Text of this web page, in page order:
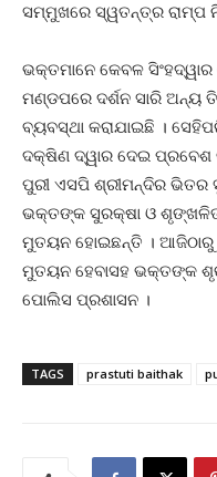
ସମ୍ମୁଖରେ ସ୍ୱତନ୍ତ୍ର ରାମ୍ପ
ଭକ୍ତମାନେ କେବଳ
ମଣ୍ଡପରେ ଦର୍ଶନ ସାରି ଅନ୍ୟ
ବ୍ୟବସ୍ଥା କରାଯାଇଛି ।
ଦକ୍ଷିଣ ଦ୍ୱାର ଦେଇ ପ୍ରବେଶ
ପୁରୀ ଏସପି ଶ୍ରୀମନ୍ଦିର ଭିତର
ଭକ୍ତଙ୍କ ସୁରକ୍ଷା ଓ ଶୃଙ୍ଖଳିତ
ମୁତୟନ ହୋଇଛନ୍ତି । ଆଜିଠାରୁ
ମୁତୟନ ହେବାସହ ଭକ୍ତଙ୍କ
ପୋଲିସ ପ୍ରଶାସନ ।
TAGS prastuti baithak